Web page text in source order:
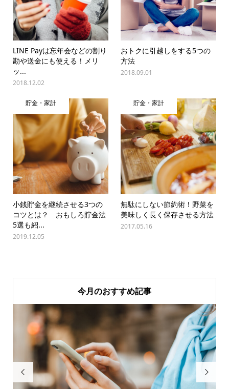
LINE Payは忘年会などの割り
勘や送金にも使える！メリ
ッ...
2018.12.02
おトクに引越しをする5つの
方法
2018.09.01
貯金・家計
小銭貯金を継続させる3つの
コツとは？ おもしろ貯金法
5選も紹...
2019.12.05
貯金・家計
無駄にしない節約術！野菜を
美味しく長く保存させる方法
2017.05.16
今月のおすすめ記事
 